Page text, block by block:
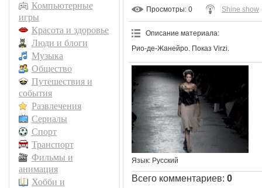
Компьютерные
игры
Красота и здоровье
Люди и блоги
Музыка
Общество
Путешествия и
события
Развлечения
Сериалы
Спорт
Транспорт
Фильмы и
анимация
Хобби и
Просмотры: 0 Shine show
Описание материала:
Рио-де-Жанейро. Показ Virzi.
Язык: Русский
Всего комментариев: 0